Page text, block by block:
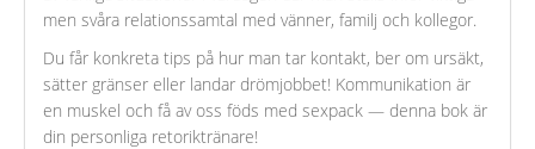
men svåra relationssamtal med vänner, familj och kollegor.
Du får konkreta tips på hur man tar kontakt, ber om ursäkt,
sätter gränser eller landar drömjobbet! Kommunikation är
en muskel och få av oss föds med sexpack — denna bok är
din personliga retoriktränare!